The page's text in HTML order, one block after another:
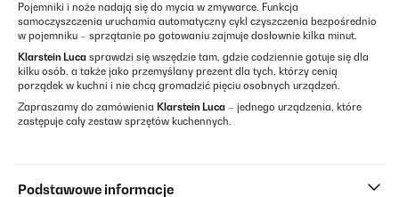
Pojemniki i noże nadają się do mycia w zmywarce. Funkcja
samoczyszczenia uruchamia automatyczny cykl czyszczenia bezpośrednio
w pojemniku – sprzątanie po gotowaniu zajmuje dosłownie kilka minut.
Klarstein Luca sprawdzi się wszędzie tam, gdzie codziennie gotuje się dla
kilku osób, a także jako przemyślany prezent dla tych, którzy cenią
porządek w kuchni i nie chcą gromadzić pięciu osobnych urządzeń.
Zapraszamy do zamówienia Klarstein Luca – jednego urządzenia, które
zastępuje cały zestaw sprzętów kuchennych.
Podstawowe informacje